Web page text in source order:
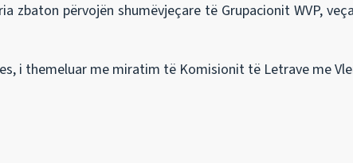
zbaton përvojën shumëvjeçare të Grupacionit WVP,
i themeluar me miratim të Komisionit të Letrave me